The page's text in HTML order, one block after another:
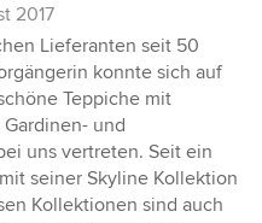
2017
Lieferanten seit 50
konnte sich auf
Teppiche mit
und
uns vertreten. Seit ein
seiner Skyline Kollektion
Kollektionen sind auch